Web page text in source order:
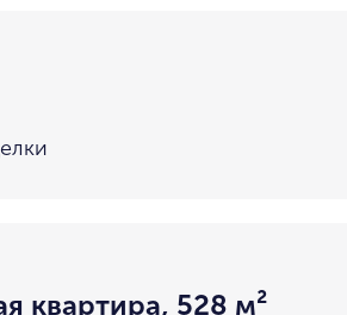
квартира, 528 м²